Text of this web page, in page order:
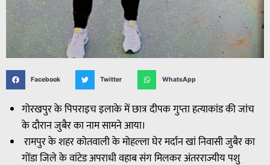
Facebook Twitter WhatsApp
गोरखपुर के पिपराइच इलाके में छात्र दीपक गुप्ता हत्याकांड की जांच
के दौरान जुबैर का नाम सामने आया।
रामपुर के शहर कोतवाली के मोहल्ला घेर मर्दान खां निवासी जुबैर का
गोंडा जिले के वांटेड अपराधी वहाब संग मिलकर अंतरराज्यीय पशु